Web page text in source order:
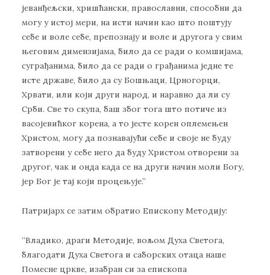
јеванђељски, хришћански, православни, способни да
могу у истој мери, на исти начин као што поштују
себе и воле себе, препознају и воле и другога у свим
његовим димензијама, било да се ради о комшијама,
суграђанима, било да се ради о грађанима једне те
исте државе, било да су Бошњаци, Црногорци,
Хрвати, или који други народ, и наравно да ли су
Срби. Све то скупа, баш због тога што потиче из
васојевићког корена, а то јесте корен оплемењен
Христом, могу да познавајући себе и своје не буду
затворени у себе него да буду Христом отворени за
другог, чак и онда када се на други начин моли Богу,
јер Бог је тај који процењује.”
Патријарх се затим обратио Епископу Методију:
“Владико, драги Методије, вољом Духа Светога,
благодати Духа Светога и саборских отаца наше
Помесне цркве, изабран си за епископа